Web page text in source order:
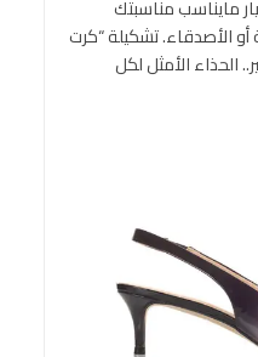
مايناسب مناسبتك
أو الأصدقاء. تشكيلة “كرت
الحذاء الأمثل لكل